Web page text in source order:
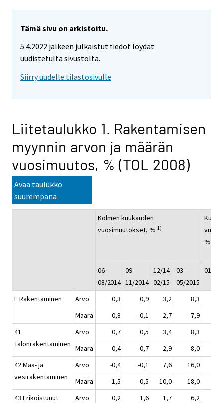
Tämä sivu on arkistoitu.
5.4.2022 jälkeen julkaistut tiedot löydät
uudistetulta sivustolta.
Siirry uudelle tilastosivulle
Liitetaulukko 1. Rakentamisen
myynnin arvon ja määrän
vuosimuutos, % (TOL 2008)
Avaa taulukko
suurempana
Kolmen kuukauden
vuosimuutokset, % 1)
%
06-
08/2014
09-
11/2014
12/14-
02/15
03-
05/2015
01-
F Rakentaminen Arvo 0,3 0,9 3,2
8,3
Määrä
-0,8 -0,1 2,7
7,9
41
Talonrakentaminen
Arvo 0,7 0,5 3,4
8,3
Määrä
-0,4 -0,7 2,9
8,0
42 Maa- ja
vesirakentaminen
Arvo -0,4 -0,1 7,6
16,0
Määrä
-1,5 -0,5 10,0
18,0
43 Erikoistunut
Arvo 0,2 1,6 1,7
6,2